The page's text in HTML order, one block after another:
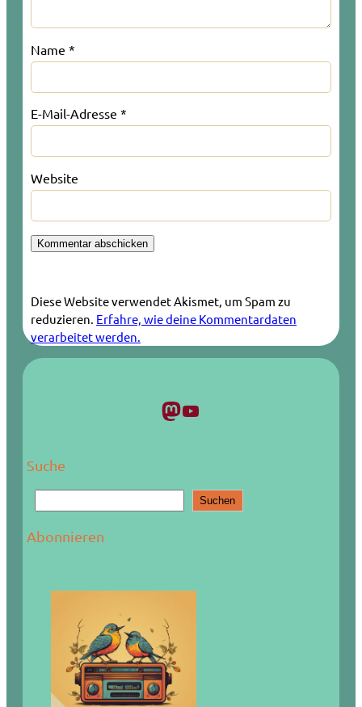
Name *
E-Mail-Adresse *
Website
Diese Website verwendet Akismet, um Spam zu
reduzieren. Erfahre, wie deine Kommentardaten
verarbeitet werden.
Mastodon YouTube
Suche
u
c
Suchen
Abonnieren